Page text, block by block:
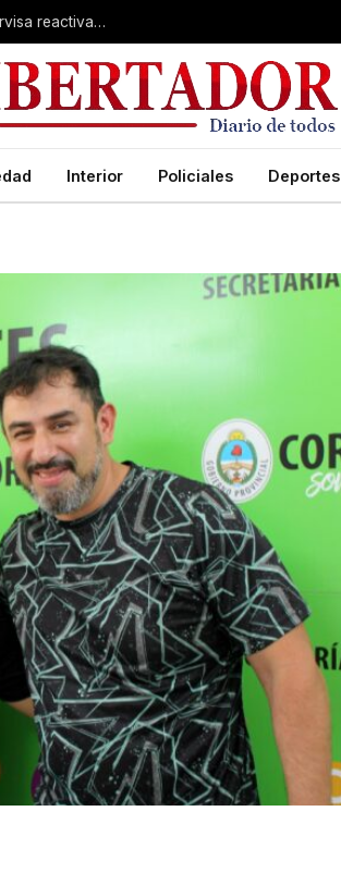
Valdés acelera el blindaje hídrico en el Sur provincial y supervisa reactivación de ruta
Interior Policiales Deportes